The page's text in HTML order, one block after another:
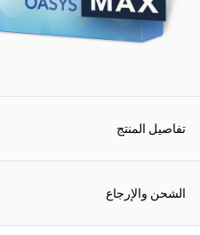
تفاصيل المنتج
الشحن والإرجاع